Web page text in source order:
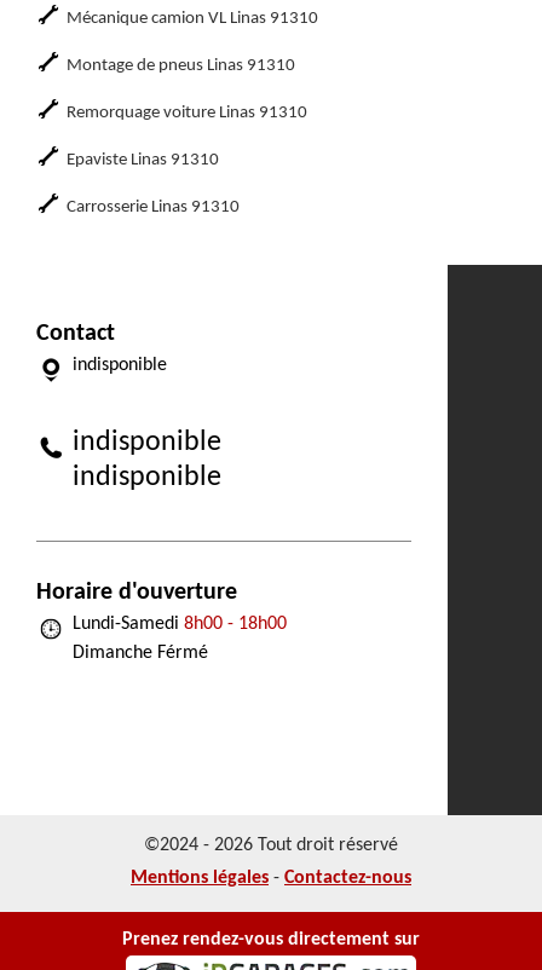
Prenez rendez-vous directement sur
Mécanique camion VL Linas 91310
Montage de pneus Linas 91310
Remorquage voiture Linas 91310
Epaviste Linas 91310
Carrosserie Linas 91310
Contact
indisponible
indisponible
indisponible
Horaire d'ouverture
Lundi-Samedi 8h00 - 18h00
Dimanche Férmé
©2024 - 2026 Tout droit réservé
Mentions légales - Contactez-nous